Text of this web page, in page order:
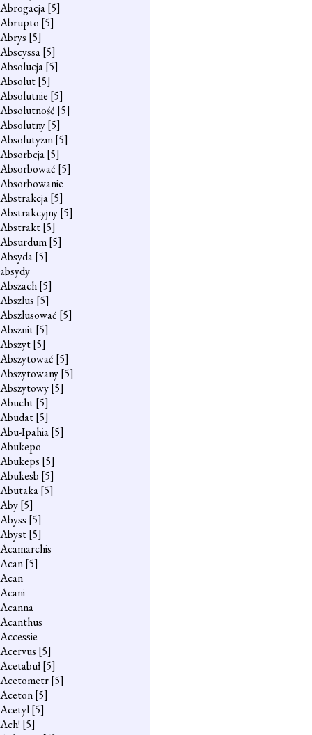
Abrogacja[5]
Abrupto [5]
Abrys [5]
Abscyssa[5]
Absolucja[5]
Absolut[5]
Absolutnie [5]
Absolutność [5]
Absolutny[5]
Absolutyzm[5]
Absorbcja[5]
Absorbować [5]
Absorbowanie
Abstrakcja[5]
Abstrakcyjny[5]
Abstrakt[5]
Absurdum[5]
Absyda[5]
absydy
Abszach[5]
Abszlus [5]
Abszlusować [5]
Absznit[5]
Abszyt[5]
Abszytować [5]
Abszytowany[5]
Abszytowy[5]
Abucht[5]
Abudat[5]
Abu-Ipahia[5]
Abukepo
Abukeps [5]
Abukesb [5]
Abutaka[5]
Aby[5]
Abyss [5]
Abyst[5]
Acamarchis
Acan[5]
Acan
Acani
Acanna
Acanthus
Accessie
Acervus [5]
Acetabuł[5]
Acetometr[5]
Aceton[5]
Acetyl[5]
Ach! [5]